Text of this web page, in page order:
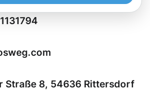
Straße 8, 54636 Rittersdorf